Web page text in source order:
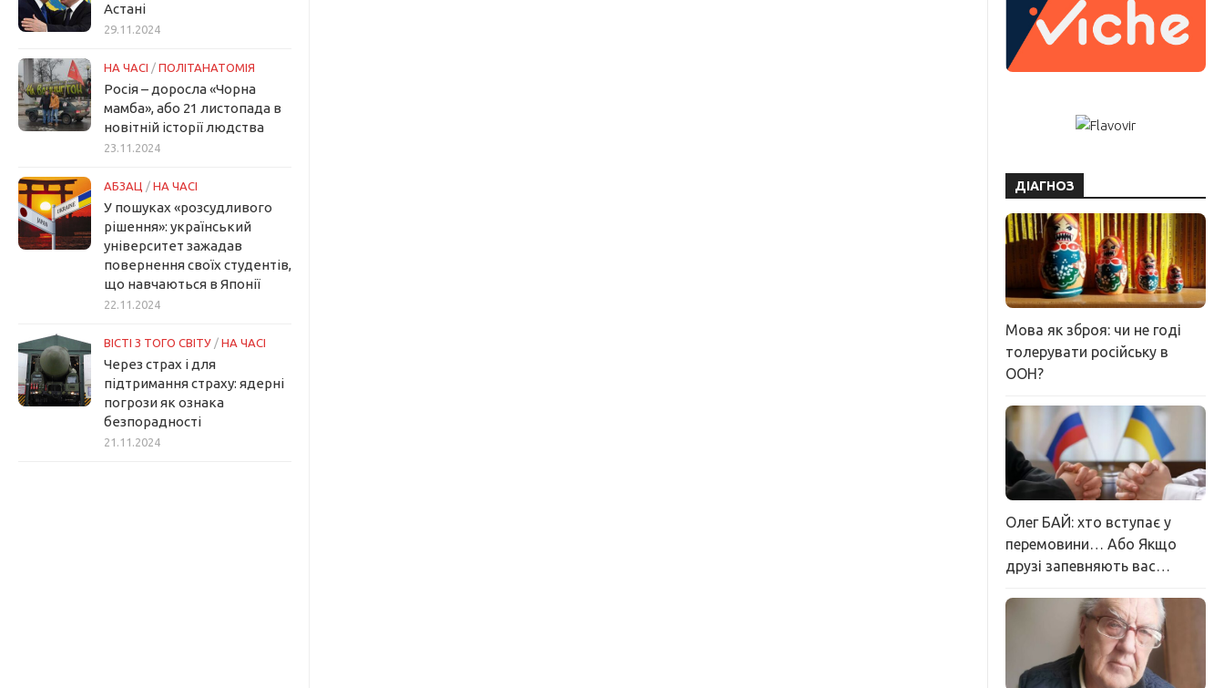
Астані
29.11.2024
НА ЧАСІ / ПОЛІТАНАТОМІЯ
Росія – доросла «Чорна
мамба», або 21 листопада в
новітній історії людства
23.11.2024
АБЗАЦ / НА ЧАСІ
У пошуках «розсудливого
рішення»: український
університет зажадав
повернення своїх студентів,
що навчаються в Японії
22.11.2024
ВІСТІ З ТОГО СВІТУ / НА ЧАСІ
Через страх і для
підтримання страху: ядерні
погрози як ознака
безпорадності
21.11.2024
ДІАГНОЗ
Мова як зброя: чи не годі
толерувати російську в
ООН?
Олег БАЙ: хто вступає у
перемовини… Або Якщо
друзі запевняють вас…